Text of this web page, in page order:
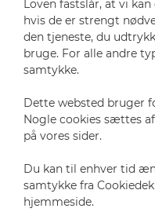
Loven fastslår, at vi
hvis de er strengt
den tjeneste, du
bruge. For alle andre
samtykke.
Dette websted bruger
Nogle cookies sættes
på vores sider.
Du kan til enhver tid
samtykke fra
hjemmeside.